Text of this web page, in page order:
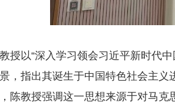
授以“深入学习领会习近平新时代
，指出其诞生于中国特色社会主
陈教授强调这一思想来源于对马